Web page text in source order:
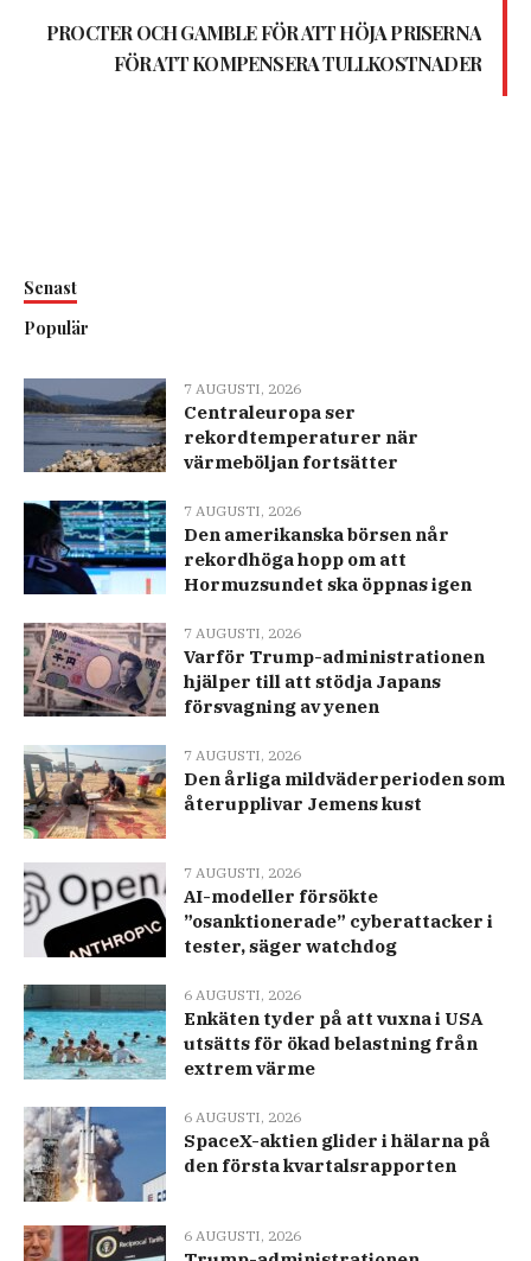
PROCTER OCH GAMBLE FÖR ATT HÖJA PRISERNA
FÖR ATT KOMPENSERA TULLKOSTNADER
Senast
Populär
7 AUGUSTI, 2026
Centraleuropa ser
rekordtemperaturer när
värmeböljan fortsätter
7 AUGUSTI, 2026
Den amerikanska börsen når
rekordhöga hopp om att
Hormuzsundet ska öppnas igen
7 AUGUSTI, 2026
Varför Trump-administrationen
hjälper till att stödja Japans
försvagning av yenen
7 AUGUSTI, 2026
Den årliga mildväderperioden som
återupplivar Jemens kust
7 AUGUSTI, 2026
AI-modeller försökte
”osanktionerade” cyberattacker i
tester, säger watchdog
6 AUGUSTI, 2026
Enkäten tyder på att vuxna i USA
utsätts för ökad belastning från
extrem värme
6 AUGUSTI, 2026
SpaceX-aktien glider i hälarna på
den första kvartalsrapporten
6 AUGUSTI, 2026